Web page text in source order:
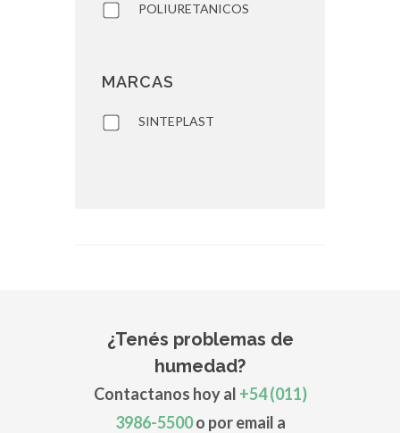
POLIURETANICOS
MARCAS
SINTEPLAST
¿Tenés problemas de
humedad?
Contactanos hoy al +54 (011)
3986-5500o por email a